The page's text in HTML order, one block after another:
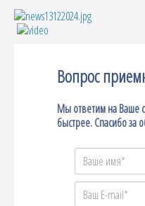
Вопрос
Мы ответим на Ваше
быстрее. Спасибо за